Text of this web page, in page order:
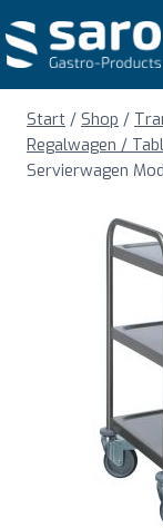
Inhalt
springen
Start / Shop /
Regalwagen /
Servierwagen